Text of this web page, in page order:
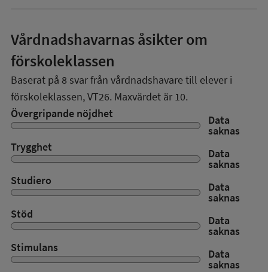
Vårdnadshavarnas åsikter om
förskoleklassen
Baserat på 8 svar från vårdnadshavare till elever i
förskoleklassen,VT26. Maxvärdet är 10.
Övergripande nöjdhet
Data
saknas
Trygghet
Data
saknas
Studiero
Data
saknas
Stöd
Data
saknas
Stimulans
Data
saknas